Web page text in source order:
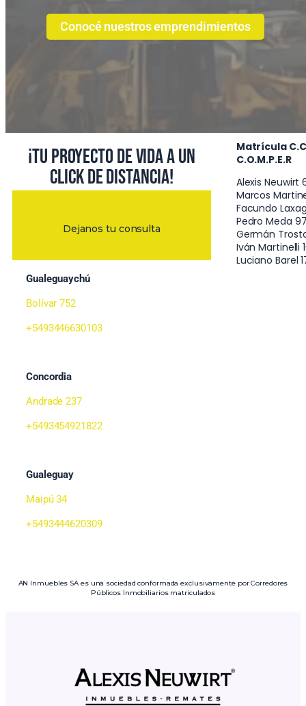
Conocé nuestros emprendimientos
¡Tu proyecto de vida a un
click de distancia!
Dejanos tu consulta
Gualeguaychú
Bolívar 752
+5493446630103
Concordia
Andrade 237
+5493454921822
Gualeguay
Maipú 34
+5493444620309
Matrícula
C.O.M.P.E.R
Alexis Neuwirt
Marcos
Facundo
Pedro Meda
Germán
Iván Martinelli
Luciano Barel
AN Inmuebles SA es una sociedad conformada exclusivamente por Corredores
Públicos Inmobiliarios matriculados